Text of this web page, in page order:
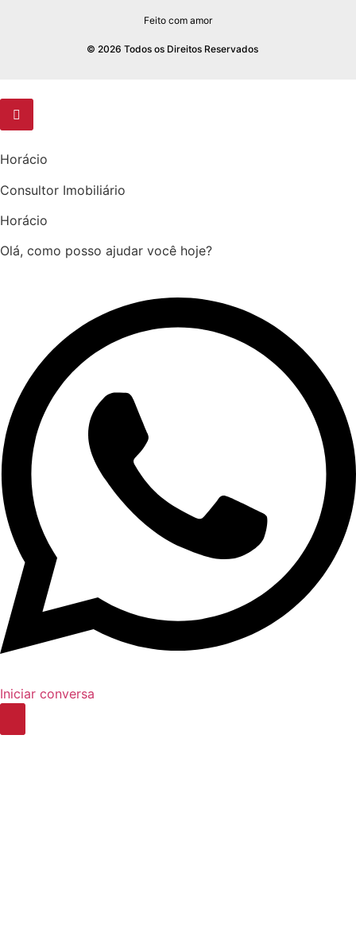
Feito com amor
© 2026 Todos os Direitos Reservados
Horácio
Consultor Imobiliário
Horácio
Olá, como posso ajudar você hoje?
Iniciar conversa